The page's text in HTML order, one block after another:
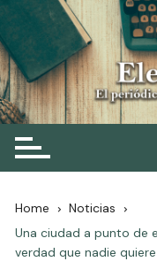
Skip
to
content
Elescritor.es
El periódico digital de
Home
Noticias
Una ciudad a punto de
verdad que nadie